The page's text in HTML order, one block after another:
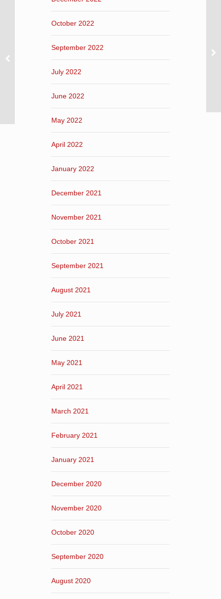
October 2022
September 2022
July 2022
June 2022
May 2022
April 2022
January 2022
December 2021
November 2021
October 2021
September 2021
August 2021
July 2021
June 2021
May 2021
April 2021
March 2021
February 2021
January 2021
December 2020
November 2020
October 2020
September 2020
August 2020